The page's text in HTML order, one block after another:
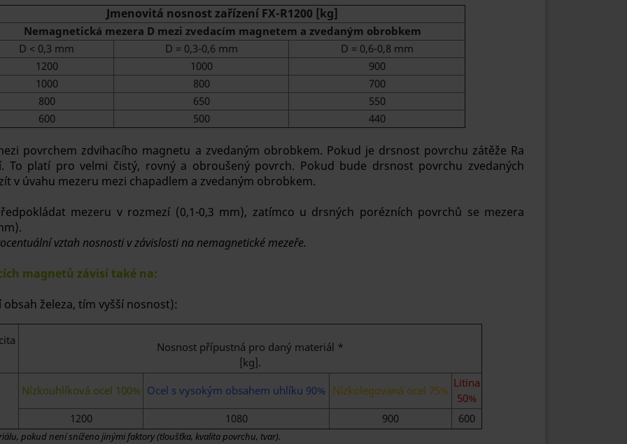
Jmenovitá nosnost zařízení FX-R1200 [kg]
Nemagnetická mezera D mezi zvedacím magnetem a zvedaným obrobkem
D < 0,3 mm
D = 0,3-0,6 mm
D = 0,6-0,8 mm
1200 1000
900
1000 800
700
800 650
550
600 500 440
povrchem zdvihacího magnetu a zvedaným obrobkem. Pokud je drsnost povrchu zátěže Ra
To platí pro velmi čistý, rovný a obroušený povrch. Pokud bude drsnost povrchu zvedaných
v úvahu mezeru mezi chapadlem a zvedaným obrobkem.
mezeru v rozmezí (0,1-0,3 mm), zatímco u drsných porézních povrchů se mezera
vztah nosnosti v závislosti na nemagnetické mezeře.
magnetů závisí také na:
obsah železa, tím vyšší nosnost):
Nosnost přípustná pro daný materiál *
[kg].
Nízkouhlíková ocel 100% Ocel s vysokým obsahem uhlíku 90% Nízkolegovaná ocel 75%
Litina
50%
1200
1080 900 600
pokud není sníženo jinými faktory (tloušťka, kvalita povrchu, tvar).